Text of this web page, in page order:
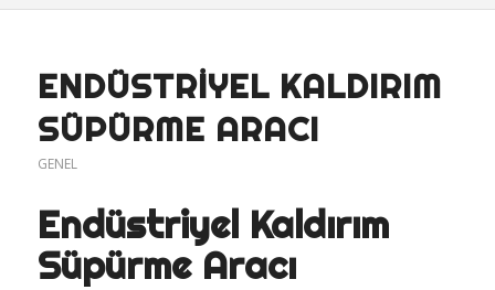
ENDÜSTRIYEL KALDIRIM
SÜPÜRME ARACI
GENEL
Endüstriyel Kaldırım
Süpürme Aracı